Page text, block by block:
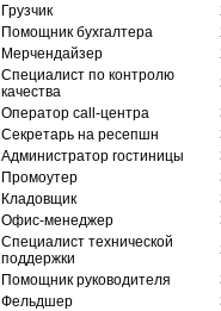
Грузчик
Помощник бухгалтера
Мерчендайзер
Специалист по контролю
качества
Оператор call-центра
Секретарь на ресепшн
Администратор гостиницы
Промоутер
Кладовщик
Офис-менеджер
Специалист технической
поддержки
Помощник руководителя
Фельдшер